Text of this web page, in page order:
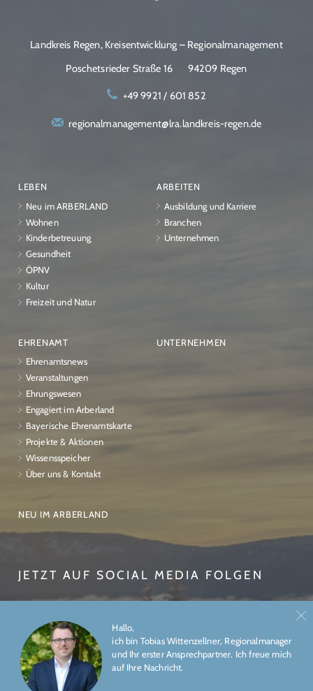
Hallo,
ich bin Tobias Wittenzellner, Regionalmanager
und Ihr erster Ansprechpartner. Ich freue mich
auf Ihre Nachricht.
Landkreis Regen, Kreisentwicklung – Regionalmanagement
Poschetsrieder Straße 16
94209 Regen
+49 9921 / 601 852
regionalmanagement@lra.landkreis-regen.de
LEBEN
Neu im ARBERLAND
Wohnen
Kinderbetreuung
Gesundheit
ÖPNV
Kultur
Freizeit und Natur
ARBEITEN
Ausbildung und Karriere
Branchen
Unternehmen
EHRENAMT
Ehrenamtsnews
Veranstaltungen
Ehrungswesen
Engagiert im Arberland
Bayerische Ehrenamtskarte
Projekte & Aktionen
Wissensspeicher
Über uns & Kontakt
UNTERNEHMEN
NEU IM ARBERLAND
JETZT AUF SOCIAL MEDIA FOLGEN